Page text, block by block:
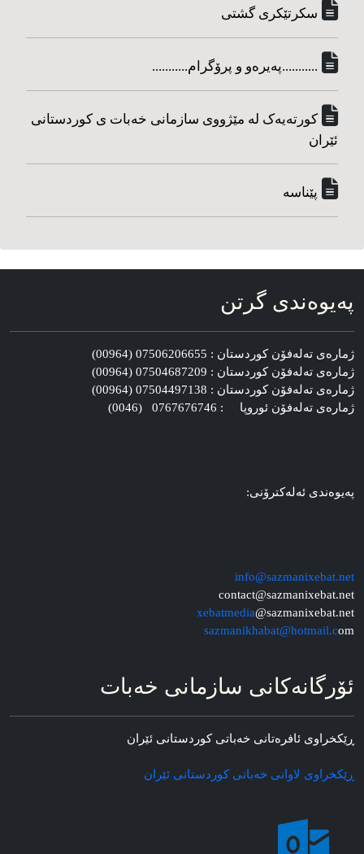
سکرتێکری گشتی
...........په‌یره‌و و پرۆگرام...........
کورته‌یه‌ک له مێژووی سازمانی خه‌بات ی کوردستانی
ئێران
پێناسه‌
په‌یوه‌ندی گرتن
ژماره‌ی ته‌له‌فۆن کوردستان : 07506206655 (00964)
ژماره‌ی ته‌له‌فۆن کوردستان : 07504687209 (00964)
ژماره‌ی ته‌له‌فۆن کوردستان : 07504497138 (00964)
ژماره‌ی ته‌له‌فۆن ئوروپا : 0767676746 (0046)
په‌یوه‌ندی ئه‌له‌کترۆنی:
info@sazmanixebat.net
contact@sazmanixebat.net
xebatmedia@sazmanixebat.net
sazmanikhabat@hotmail.com
ئۆرگانه‌کانی سازمانی خه‌بات
ڕێکخراوی ئافره‌تانی خه‌باتی کوردستانی ئێران
ڕێکخراوی لاوانی خه‌باتی کوردستانی ئێران